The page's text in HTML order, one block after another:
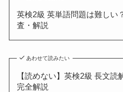
英検2級 英単語問題は難しい
査・解説
あわせて読みたい
【読めない】英検2級 長文読
完全解説